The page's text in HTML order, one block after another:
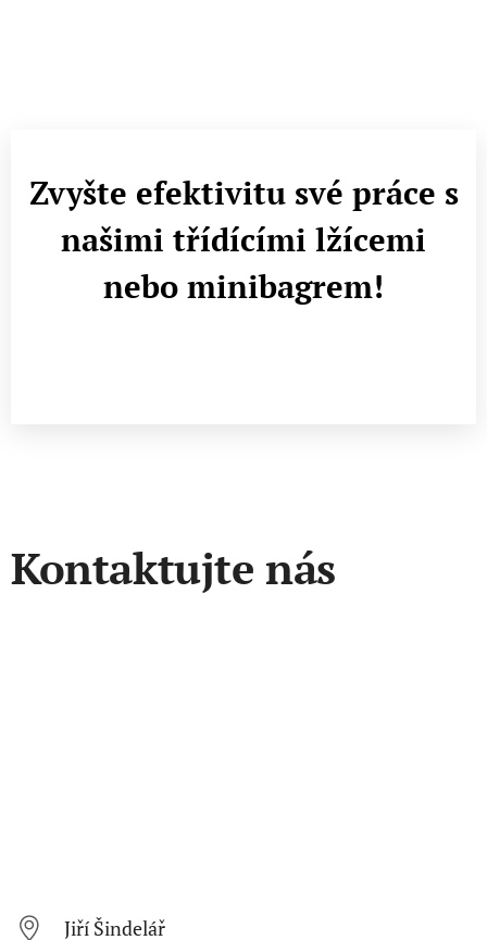
Zvyšte efektivitu své práce s
našimi třídícími lžícemi
nebo minibagrem!
Kontaktujte nás
Jiří Šindelář